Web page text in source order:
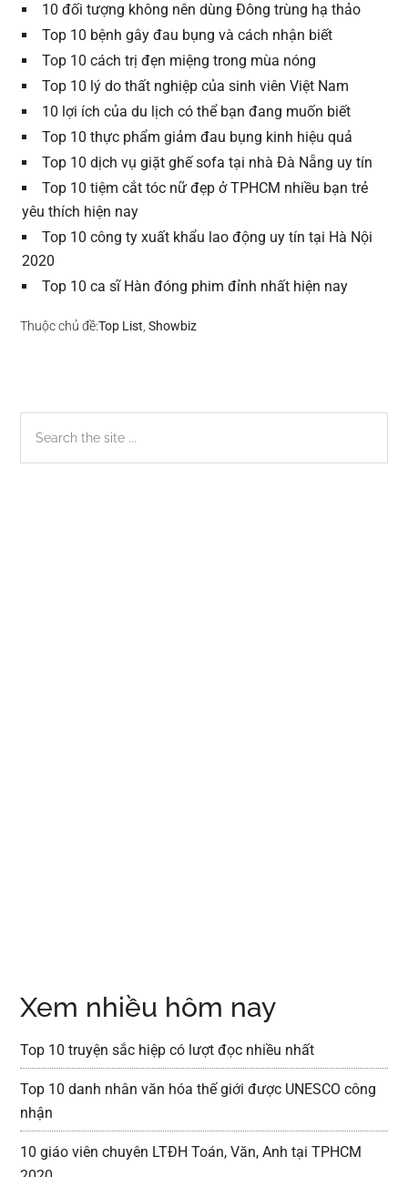
10 đối tượng không nên dùng Đông trùng hạ thảo
Top 10 bệnh gây đau bụng và cách nhận biết
Top 10 cách trị đẹn miệng trong mùa nóng
Top 10 lý do thất nghiệp của sinh viên Việt Nam
10 lợi ích của du lịch có thể bạn đang muốn biết
Top 10 thực phẩm giảm đau bụng kinh hiệu quả
Top 10 dịch vụ giặt ghế sofa tại nhà Đà Nẵng uy tín
Top 10 tiệm cắt tóc nữ đẹp ở TPHCM nhiều bạn trẻ
yêu thích hiện nay
Top 10 công ty xuất khẩu lao động uy tín tại Hà Nội
2020
Top 10 ca sĩ Hàn đóng phim đỉnh nhất hiện nay
Thuộc chủ đề:Top List ,Showbiz
Sidebar
chính
the
Xem nhiều hôm nay
Top 10 truyện sắc hiệp có lượt đọc nhiều nhất
Top 10 danh nhân văn hóa thế giới được UNESCO công
nhận
10 giáo viên chuyên LTĐH Toán, Văn, Anh tại TPHCM